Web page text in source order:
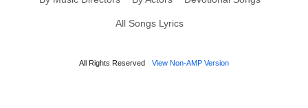
All Songs Lyrics
All Rights Reserved View Non-AMP Version